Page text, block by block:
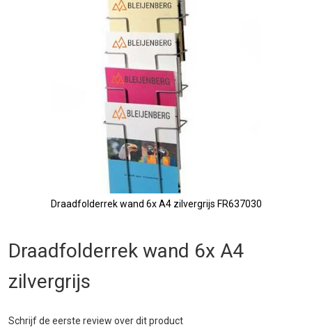
Draadfolderrek wand 6x A4 zilvergrijs FR637030
het
van
de
gallerij
Draadfolderrek wand 6x A4
zilvergrijs
Schrijf de eerste review over dit product